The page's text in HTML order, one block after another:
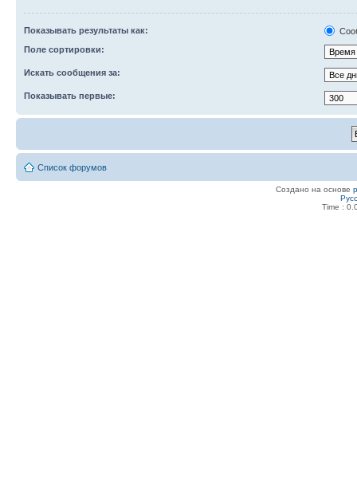
Показывать результаты как:
Поле сортировки:
Искать сообщения за:
Показывать первые:
Список форумов
Создано на основе
Time :